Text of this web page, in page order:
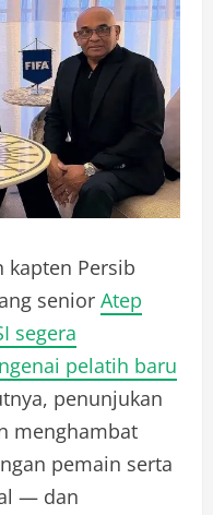
kapten Persib
senior Atep
segera
pelatih baru
penunjukan
menghambat
pemain serta
— dan